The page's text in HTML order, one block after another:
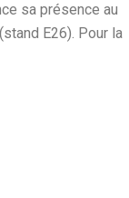
sa présence au
E26). Pour la